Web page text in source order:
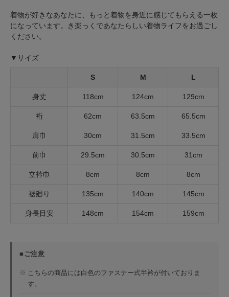
着物が好きなあなたに、もっと着物を身近に感じてもらえる一枚
になっています。き楽っくであなたらしい着物ライフをお過ごし
ください。
▼サイズ
S M L
身丈 118cm 124cm 129cm
裄 62cm 63.5cm 65.5cm
肩巾 30cm 31.5cm 33.5cm
前巾 29.5cm 30.5cm 31cm
立衿巾 8cm 8cm 8cm
裾廻り 135cm 140cm 145cm
身長目安 148cm 154cm 159cm
■ご注意
※ こちらの商品には白色のファスナー式半衿が付いておりま
す。